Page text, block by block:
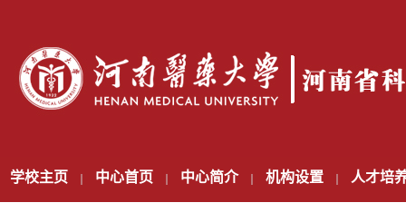
学校主页 中心首页 中心简介 机构设置 人才培